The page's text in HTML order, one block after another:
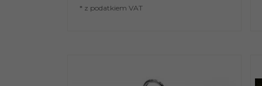
* z podatkiem VAT